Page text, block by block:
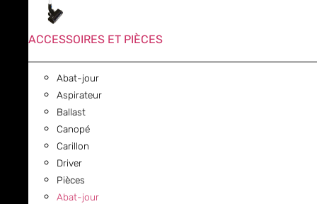
ACCESSOIRES ET PIÈCES
Abat-jour
Aspirateur
Ballast
Canopé
Carillon
Driver
Pièces
Abat-jour